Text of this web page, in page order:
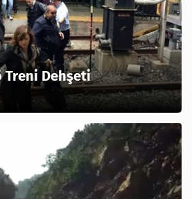
Treni Dehşeti